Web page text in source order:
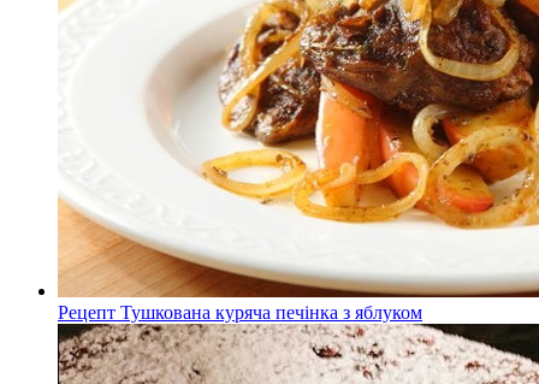
Рецепт Тушкована куряча печінка з яблуком